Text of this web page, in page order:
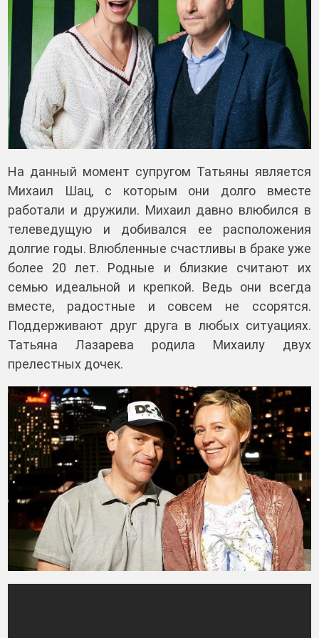
На данный момент супругом Татьяны является
Михаил Шац, с которым они долго вместе
работали и дружили. Михаил давно влюбился в
телеведущую и добивался ее расположения
долгие годы. Влюбленные счастливы в браке уже
более 20 лет. Родные и близкие считают их
семью идеальной и крепкой. Ведь они всегда
вместе, радостные и совсем не ссорятся.
Поддерживают друг друга в любых ситуациях.
Татьяна Лазарева родила Михаилу двух
прелестных дочек.